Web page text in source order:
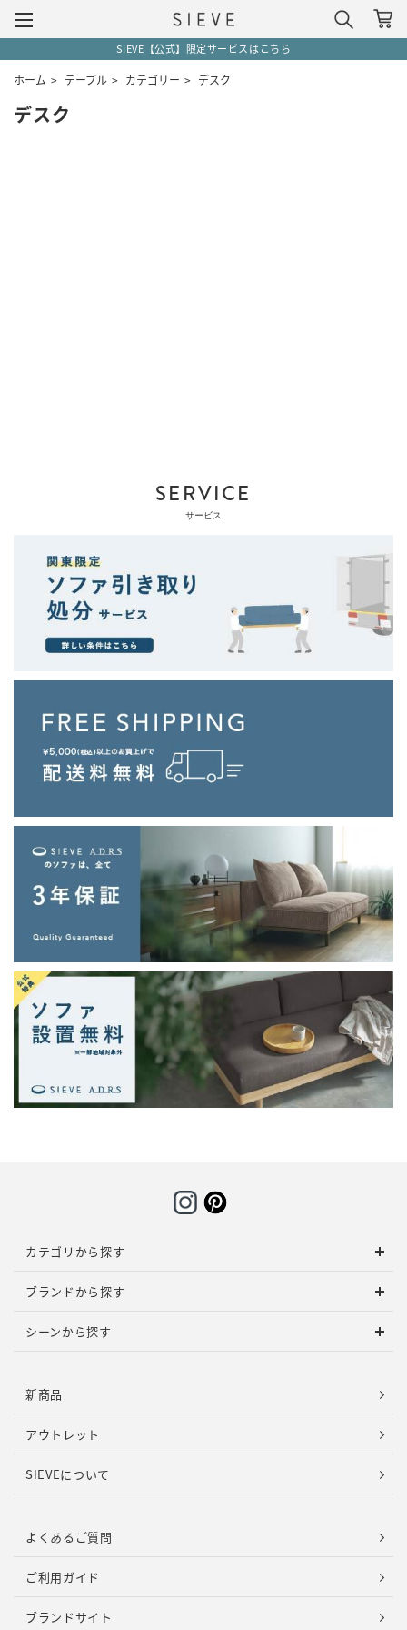
SIEVE【公式】限定サービスはこちら
ホーム > テーブル > カテゴリー > デスク
デスク
SERVICE
サービス
カテゴリから探す
ブランドから探す
シーンから探す
新商品
アウトレット
SIEVEについて
よくあるご質問
ご利用ガイド
ブランドサイト